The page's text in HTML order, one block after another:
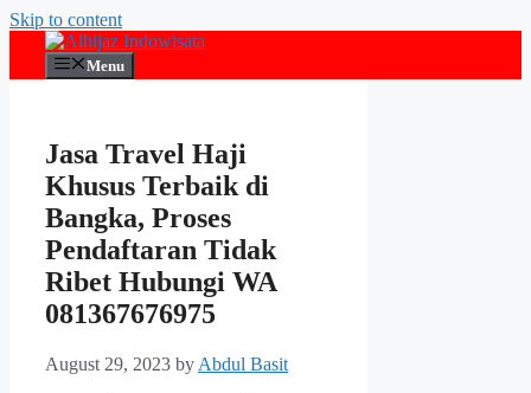
Skip to content
Menu
Jasa Travel Haji
Khusus Terbaik di
Bangka, Proses
Pendaftaran Tidak
Ribet Hubungi WA
081367676975
August 29, 2023 by Abdul Basit